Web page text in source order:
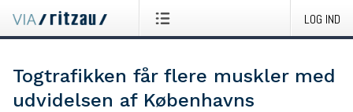
LOG IND
Togtrafikken får flere muskler med
udvidelsen af Københavns